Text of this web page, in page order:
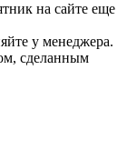
на сайте еще
у менеджера.
сделанным